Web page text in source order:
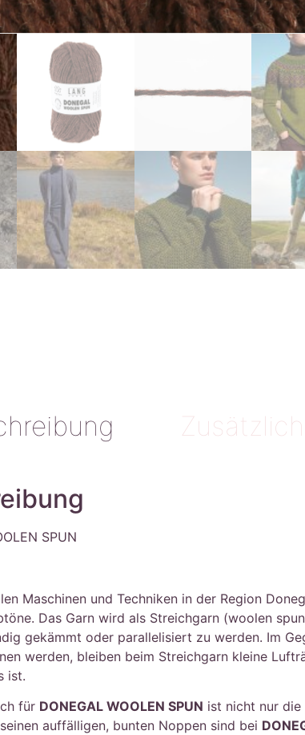
SPUN
Maschinen und Techniken in der Region
Das Garn wird als Streichgarn (woolen
gekämmt oder parallelisiert zu werden. Im
werden, bleiben beim Streichgarn kleine
ist.
für DONEGAL WOOLEN SPUN ist nicht nur
auffälligen, bunten Noppen sind bei